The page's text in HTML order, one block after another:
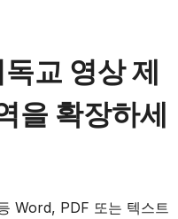
교 영상 제
을 확장하세
Word, PDF 또는 텍스트